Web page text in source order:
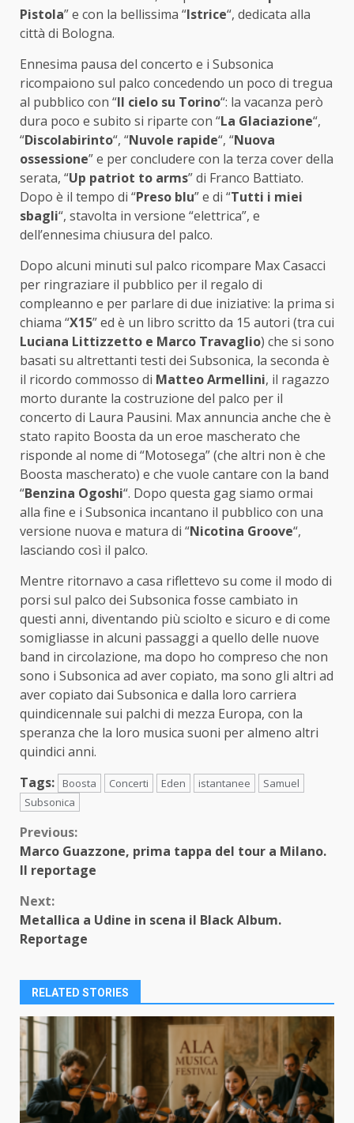
Pistola” e con la bellissima “Istrice“, dedicata alla
città di Bologna.
Ennesima pausa del concerto e i Subsonica
ricompaiono sul palco concedendo un poco di tregua
al pubblico con “Il cielo su Torino“: la vacanza però
dura poco e subito si riparte con “La Glaciazione“,
“Discolabirinto“, “Nuvole rapide“, “Nuova
ossessione” e per concludere con la terza cover della
serata, “Up patriot to arms” di Franco Battiato.
Dopo è il tempo di “Preso blu” e di “Tutti i miei
sbagli“, stavolta in versione “elettrica”, e
dell’ennesima chiusura del palco.
Dopo alcuni minuti sul palco ricompare Max Casacci
per ringraziare il pubblico per il regalo di
compleanno e per parlare di due iniziative: la prima si
chiama “X15” ed è un libro scritto da 15 autori (tra cui
Luciana Littizzetto e Marco Travaglio) che si sono
basati su altrettanti testi dei Subsonica, la seconda è
il ricordo commosso di Matteo Armellini, il ragazzo
morto durante la costruzione del palco per il
concerto di Laura Pausini. Max annuncia anche che è
stato rapito Boosta da un eroe mascherato che
risponde al nome di “Motosega” (che altri non è che
Boosta mascherato) e che vuole cantare con la band
“Benzina Ogoshi“. Dopo questa gag siamo ormai
alla fine e i Subsonica incantano il pubblico con una
versione nuova e matura di “Nicotina Groove“,
lasciando così il palco.
Mentre ritornavo a casa riflettevo su come il modo di
porsi sul palco dei Subsonica fosse cambiato in
questi anni, diventando più sciolto e sicuro e di come
somigliasse in alcuni passaggi a quello delle nuove
band in circolazione, ma dopo ho compreso che non
sono i Subsonica ad aver copiato, ma sono gli altri ad
aver copiato dai Subsonica e dalla loro carriera
quindicennale sui palchi di mezza Europa, con la
speranza che la loro musica suoni per almeno altri
quindici anni.
Tags:
Boosta Concerti Eden istantanee
Samuel
Subsonica
Continue
Reading
Previous:
Marco Guazzone, prima tappa del tour a Milano.
Il reportage
Next:
Metallica a Udine in scena il Black Album.
Reportage
RELATED STORIES